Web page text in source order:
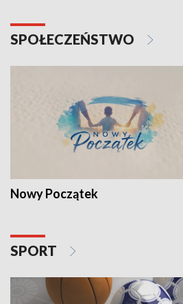
SPOŁECZEŃSTWO
Nowy Początek
SPORT